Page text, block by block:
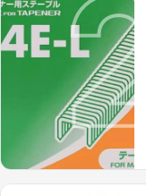
Magnólie